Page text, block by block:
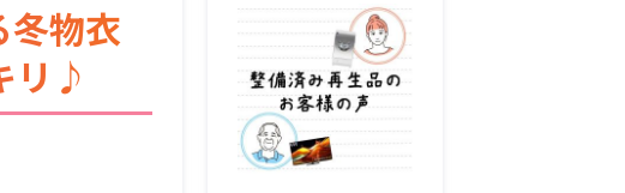
冬物衣
リ♪